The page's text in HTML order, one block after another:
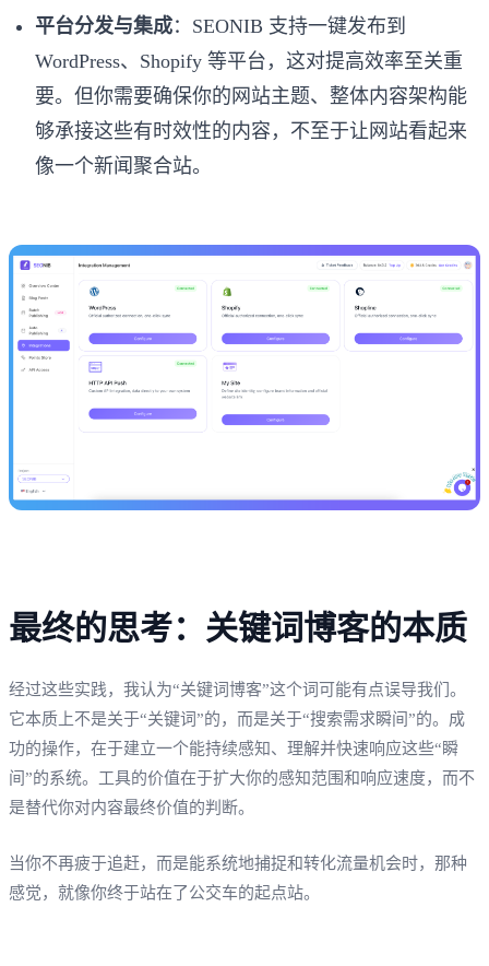
平台分发与集成：SEONIB 支持一键发布到
WordPress、Shopify 等平台，这对提高效率至关重
要。但你需要确保你的网站主题、整体内容架构能
够承接这些有时效性的内容，不至于让网站看起来
像一个新闻聚合站。
最终的思考：关键词博客的本质
经过这些实践，我认为“关键词博客”这个词可能有点误导我们。
它本质上不是关于“关键词”的，而是关于“搜索需求瞬间”的。成
功的操作，在于建立一个能持续感知、理解并快速响应这些“瞬
间”的系统。工具的价值在于扩大你的感知范围和响应速度，而不
是替代你对内容最终价值的判断。
当你不再疲于追赶，而是能系统地捕捉和转化流量机会时，那种
感觉，就像你终于站在了公交车的起点站。